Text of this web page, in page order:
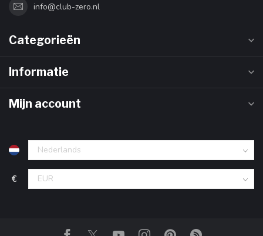
info@club-zero.nl
Categorieën
Informatie
Mijn account
€